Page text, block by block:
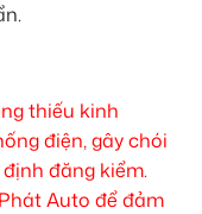
thiếu kinh
điện, gây chói
đăng kiểm.
Auto để đảm